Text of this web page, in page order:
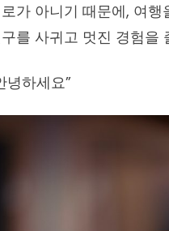
가 아니기 때문에, 여
를 사귀고 멋진 경험을
녕하세요”